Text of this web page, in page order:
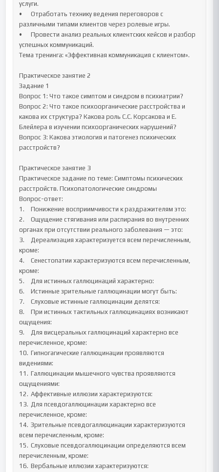
услуги.
•	Отработать технику ведения переговоров с
различными типами клиентов через ролевые игры.
•	Провести анализ реальных клиентских кейсов и разбор
успешных коммуникаций.
Тема тренинга: «Эффективная коммуникация с клиентом».
Практическое занятие 2
Задание 1
Вопрос 1: Что такое симптом и синдром в психиатрии?
Вопрос 2: Что такое психоорганические расстройства и
какова их структура? Какова роль С.С. Корсакова и Е.
Блейлера в изучении психоорганических нарушений?
Вопрос 3: Какова этиология и патогенез психических
расстройств?
Практическое занятие 3
Практическое задание по теме: Симптомы психических
расстройств. Психопатологические синдромы
Вопрос-ответ:
1.	Понижение восприимчивости к раздражителям это:
2.	Ощущение стягивания или распирания во внутренних
органах при отсутствии реального заболевания — это:
3.	Дереализация характеризуется всем перечисленным,
кроме:
4.	Сенестопатии характеризуются всем перечисленным,
кроме:
5.	Для истинных галлюцинаций характерно:
6.	Истинные зрительные галлюцинации могут быть:
7.	Слуховые истинные галлюцинации делятся:
8.	При истинных тактильных галлюцинациях возникают
ощущения:
9.	Для висцеральных галлюцинаций характерно все
перечисленное, кроме:
10.	Гипногагические галлюцинации проявляются
видениями:
11.	Галлюцинации мышечного чувства проявляются
ощущениями:
12.	Аффективные иллюзии характеризуются:
13.	Для псевдогаллюцинации характерно все
перечисленное, кроме:
14.	Зрительные псевдогаллюцинации характеризуются
всем перечисленным, кроме:
15.	Слуховые псевдогаллюцинации определяются всем
перечисленным, кроме:
16.	Вербальные иллюзии характеризуются: